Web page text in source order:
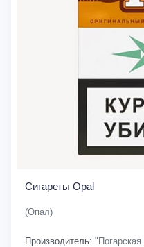
Сигареты Opal
(Опал)
Производитель: